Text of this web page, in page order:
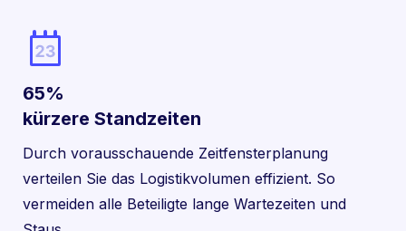
65%
kürzere Standzeiten
Durch vorausschauende Zeitfensterplanung
verteilen Sie das Logistikvolumen effizient. So
vermeiden alle Beteiligte lange Wartezeiten und